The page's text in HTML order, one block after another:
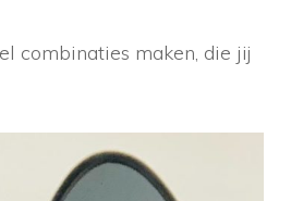
combinaties maken, die jij